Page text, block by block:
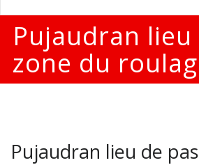
Pujaudran lieu
zone du
Pujaudran lieu de